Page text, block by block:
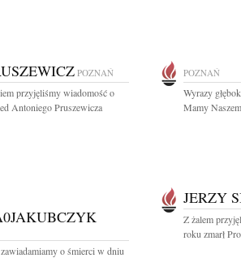
POZNAŃ
przyjęliśmy wiadomość o
Antoniego Pruszewicza
POZNAŃ
Wyrazy
Mamy
o śmierci w dniu
JERZY
Z żalem
roku zmarł